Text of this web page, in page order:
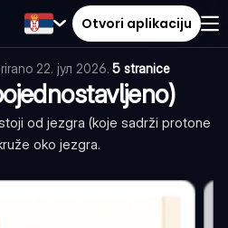
Otvori aplikaciju
22. јул 2026.·5 stranice
od jezgra (koje sadrži protone
oko jezgra.